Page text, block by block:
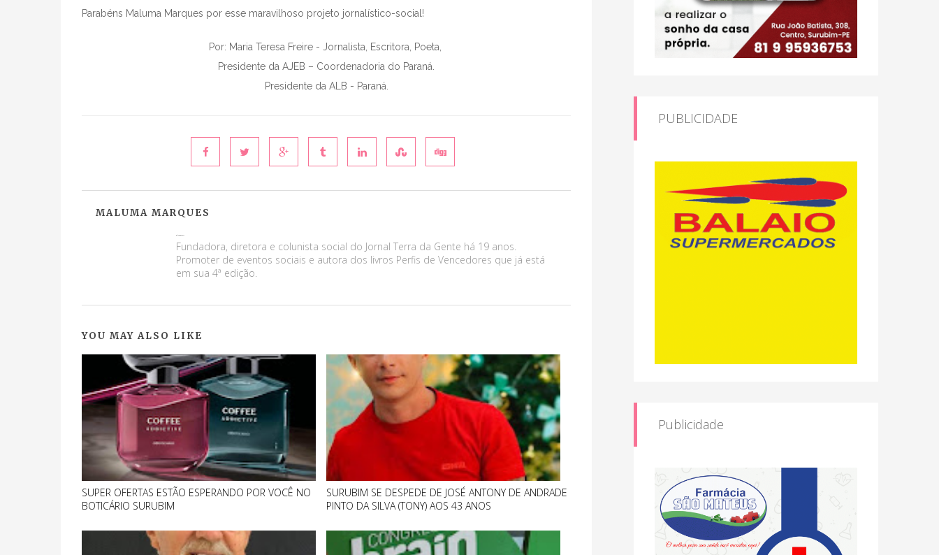
Parabéns Maluma Marques por esse maravilhoso projeto jornalístico-social!
Por: Maria Teresa Freire - Jornalista, Escritora, Poeta,
Presidente da AJEB – Coordenadoria do Paraná.
Presidente da ALB - Paraná.
MALUMA MARQUES
Fundadora, diretora e colunista social do Jornal Terra da Gente há 19 anos.
Promoter de eventos sociais e autora dos livros Perfis de Vencedores que já está
em sua 4ª edição.
YOU MAY ALSO LIKE
SUPER OFERTAS ESTÃO ESPERANDO POR VOCÊ NO
BOTICÁRIO SURUBIM
SURUBIM SE DESPEDE DE JOSÉ ANTONY DE ANDRADE
PINTO DA SILVA (TONY) AOS 43 ANOS
PUBLICIDADE
Publicidade